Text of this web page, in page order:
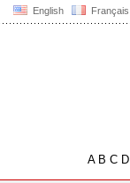
English Français
AB C D